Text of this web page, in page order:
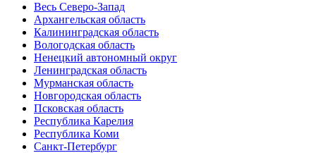
Весь Северо-Запад
Архангельская область
Калининградская область
Вологодская область
Ненецкий автономный округ
Ленинградская область
Мурманская область
Новгородская область
Псковская область
Республика Карелия
Республика Коми
Санкт-Петербург